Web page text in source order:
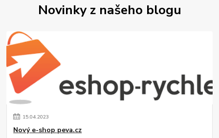
Novinky z našeho blogu
15.04.2023
Nový e-shop peva.cz